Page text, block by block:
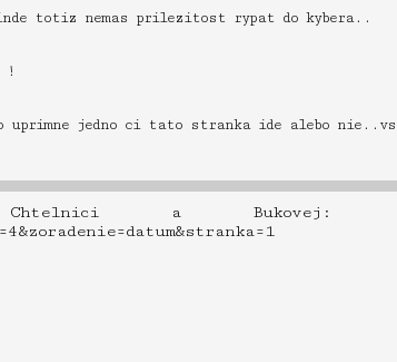
totiz nemas prilezitost rypat do kybera..
!
uprimne jedno ci tato stranka ide alebo
a Bukovej: http://